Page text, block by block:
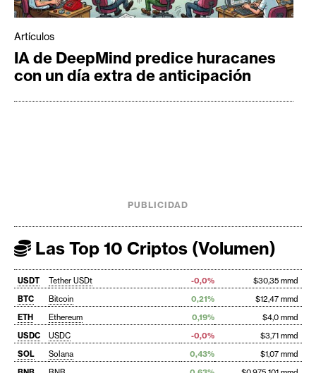
Artículos
IA de DeepMind predice huracanes
con un día extra de anticipación
PUBLICIDAD
Las Top 10 Criptos (Volumen)
USDT Tether USDt -0,0%
$30,35 mmd
BTC
Bitcoin 0,21%
$12,47 mmd
ETH
Ethereum 0,19%
$4,0 mmd
USDC
USDC -0,0%
$3,71 mmd
SOL
Solana 0,43%
$1,07 mmd